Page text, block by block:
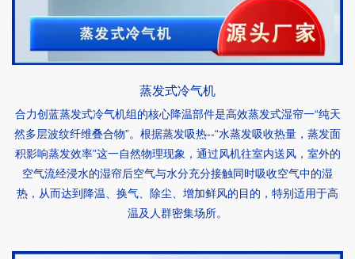
蒸发式冷气机
合力创蓝蒸发式冷气机组的核心降温部件是高效蒸发式湿帘一“纯天
然多层波纹纤维叠合物”。根据蒸发吸热--“水蒸发吸收热量，蒸发面
积影响蒸发效率”这一自然物理现象，通过风机往室内送风，室外的
空气流经浸水的湿帘后空气与水分充分接触同时吸收空气中的湿
热，从而达到降温、换气、除尘、增加鲜风的目的，特别适用于高
温及人群密集场所。